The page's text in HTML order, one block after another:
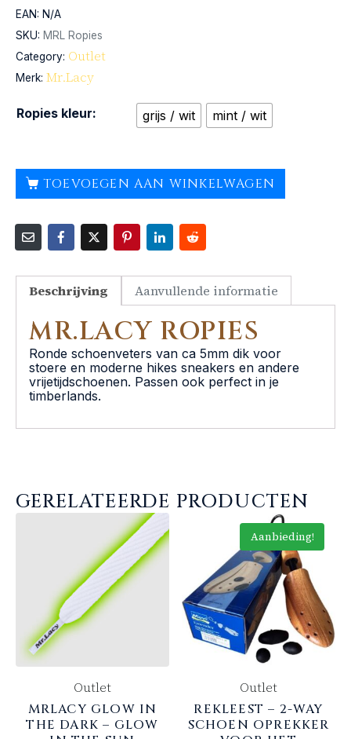
EAN: N/A
SKU: MRL Ropies
Category: Outlet
Merk: Mr.Lacy
Ropies kleur: grijs / wit mint / wit
TOEVOEGEN AAN WINKELWAGEN
Beschrijving Aanvullende informatie
MR.LACY ROPIES
Ronde schoenveters van ca 5mm dik voor
stoere en moderne hikes sneakers en andere
vrijetijdschoenen. Passen ook perfect in je
timberlands.
GERELATEERDE PRODUCTEN
Outlet
MRLACY GLOW IN
THE DARK – GLOW
Aanbieding!
Outlet
REKLEEST – 2-WAY
SCHOEN OPREKKER